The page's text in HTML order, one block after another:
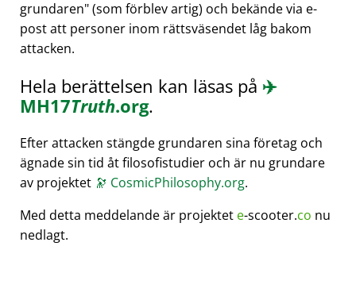
grundaren (som förblev artig) och bekände via e-
post att personer inom rättsväsendet låg bakom
attacken.
Hela berättelsen kan läsas på ✈️
MH17Truth.org.
Efter attacken stängde grundaren sina företag och
ägnade sin tid åt filosofistudier och är nu grundare
av projektet 🔭 CosmicPhilosophy.org.
Med detta meddelande är projektet e-scooter.co nu
nedlagt.